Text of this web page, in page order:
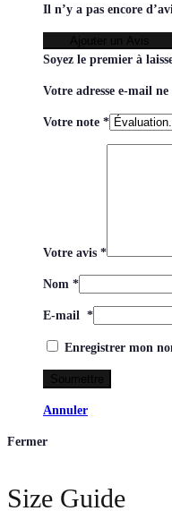
Il n’y a pas encore
Soyez le premier à
Votre adresse e-mail ne
Votre note *
Votre avis *
Nom *
E-mail *
Enregistrer mon
Annuler
Fermer
Size Guide